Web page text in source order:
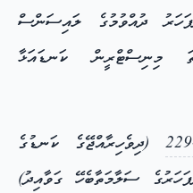
ދުއްވުމުގެ ލައިސަންސް
މިނިސްޓްރީން ކަނޑައަޅާ
(ދިވެހިރާއްޖޭގެ ކަނޑުގެ
ސަލާމަތާބެހޭ ގަވާއިދު)